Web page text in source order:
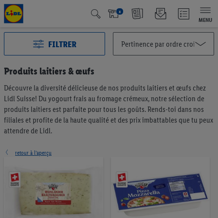
x
MENU
Produits laitiers & œufs
Découvre la diversité délicieuse de nos produits laitiers et œufs chez
Lidl Suisse! Du yogourt frais au fromage crémeux, notre sélection de
produits laitiers est parfaite pour tous les goûts. Rends-toi dans nos
filiales et profite de la haute qualité et des prix imbattables que tu peux
attendre de Lidl.
retour à l’aperçu
FILTRER
Toutes les catégories 2991
Action 125
Qualité Suisse 438
Fairtrade 40
Fruits et légumes
Pain & pâtisseries
Müesli & tartinables
Café & thé 75